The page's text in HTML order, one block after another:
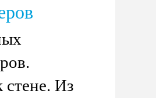
стене. Из